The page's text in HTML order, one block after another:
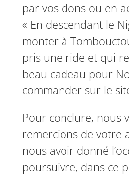
par vos dons ou en
« En descendant le
monter à
pris une ride et qui
beau cadeau pour
commander sur le
Pour conclure, nous
remercions de votre
nous avoir donné
poursuivre, dans ce